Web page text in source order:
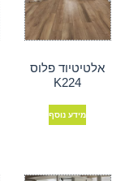
אלטיטיוד פלוס
K224
מידע נוסף